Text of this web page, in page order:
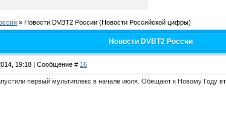
» Новости DVBT2 России (Новости Российской цифры)
Новости DVBT2 России
19:18 | Сообщение # 16
первый мультиплекс в начале июля. Обещают к Новому Году